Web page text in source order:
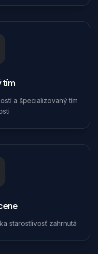
tím
a špecializovaný tím
starostlivosť zahrnutá